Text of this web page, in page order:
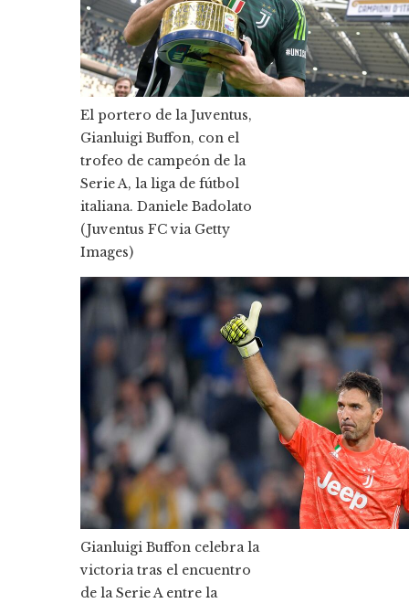
El portero de la Juventus,
Gianluigi Buffon, con el
trofeo de campeón de la
Serie A, la liga de fútbol
italiana. Daniele Badolato
(Juventus FC via Getty
Images)
Gianluigi Buffon celebra la
victoria tras el encuentro
de la Serie A entre la